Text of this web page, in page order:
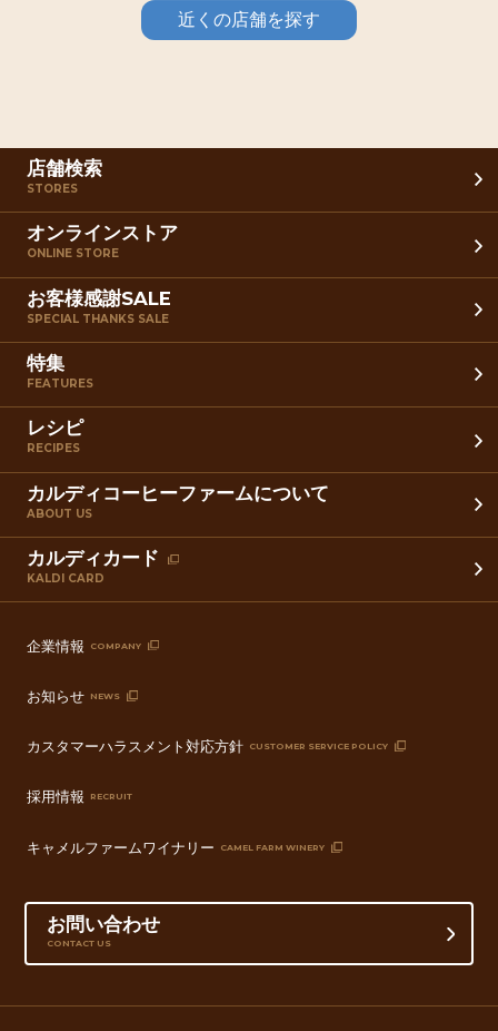
近くの店舗を探す
店舗検索
STORES
オンラインストア
ONLINE STORE
お客様感謝SALE
SPECIAL THANKS SALE
特集
FEATURES
レシピ
RECIPES
カルディコーヒーファームについて
ABOUT US
カルディカード
KALDI CARD
企業情報 COMPANY
お知らせ NEWS
カスタマーハラスメント対応方針 CUSTOMER SERVICE POLICY
採用情報 RECRUIT
キャメルファームワイナリー CAMEL FARM WINERY
お問い合わせ
CONTACT US